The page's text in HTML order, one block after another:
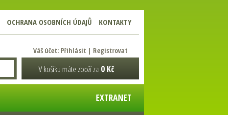
OCHRANA OSOBNÍCH ÚDAJŮ KONTAKTY
Váš účet: Přihlásit | Registrovat
V košíku máte zboží za 0 Kč
EXTRANET